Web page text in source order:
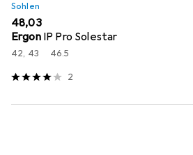
Sohlen
EUR
48,03
Ergon IP Pro Solestar
42, 43 46.5
2